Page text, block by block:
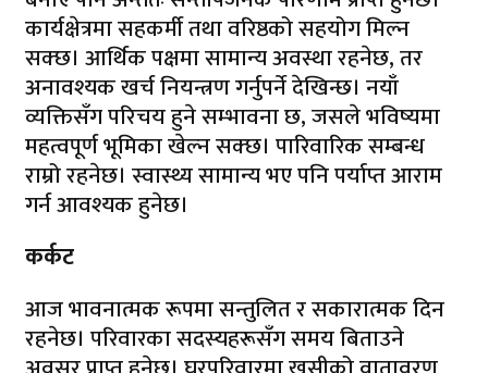
कार्यक्षेत्रमा सहकर्मी तथा वरिष्ठको सहयोग मिल्न
सक्छ। आर्थिक पक्षमा सामान्य अवस्था रहनेछ, तर
अनावश्यक खर्च नियन्त्रण गर्नुपर्ने देखिन्छ। नयाँ
व्यक्तिसँग परिचय हुने सम्भावना छ, जसले भविष्यमा
महत्वपूर्ण भूमिका खेल्न सक्छ। पारिवारिक सम्बन्ध
राम्रो रहनेछ। स्वास्थ्य सामान्य भए पनि पर्याप्त आराम
गर्न आवश्यक हुनेछ।
कर्कट
आज भावनात्मक रूपमा सन्तुलित र सकारात्मक दिन
रहनेछ। परिवारका सदस्यहरूसँग समय बिताउने